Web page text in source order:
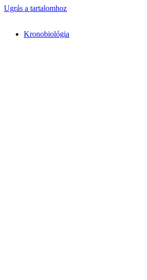
Ugrás a tartalomhoz
Kronobiológia